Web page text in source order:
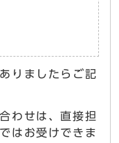
りましたらご記
わせは、直接担
はお受けできま